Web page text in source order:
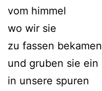
vom himmel
wo wir sie
zu fassen bekamen
und gruben sie ein
in unsere spuren